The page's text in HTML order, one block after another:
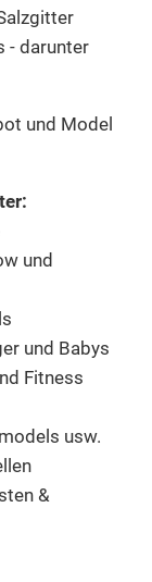
- darunter
und Model
und
und Babys
Fitness
usw.
&